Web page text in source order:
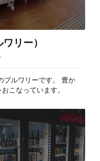
リー）
ブルワリーです。 豊か
こなっています。